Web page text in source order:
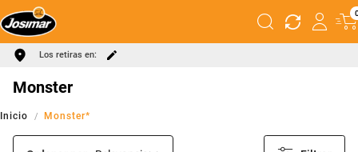
Los retiras en:
Monster
Monster*